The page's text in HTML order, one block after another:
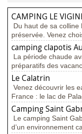
CAMPING LE
Du haut de sa
préservée. Venez
camping clapotis
La période chaude
préparatifs des
Le Calatrin
Venez découvrir les
France : le lac de
Camping Saint
Le camping Saint
d’un environnement